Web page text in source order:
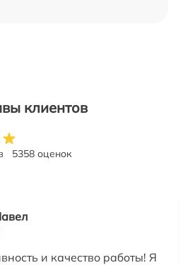
клиентов
5358 оценок
и качество работы! Я